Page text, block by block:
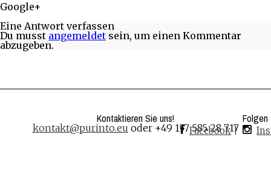
Google+
Share on Google+
Eine Antwort verfassen
Du musst angemeldet sein, um einen Kommentar
abzugeben.
Kontaktieren Sie uns!
kontakt@purinto.eu oder +49 157 585 28 717
Folgen
Facebook|